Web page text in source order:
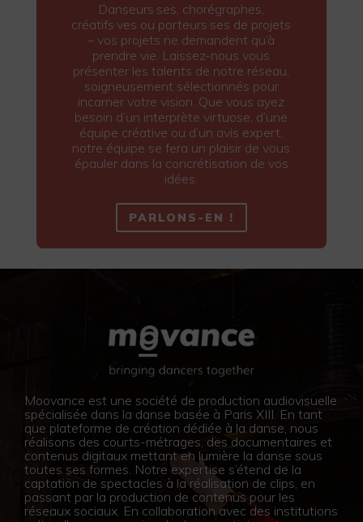
Danseurs·ses, chorégraphes,
créatifs·ves ou porteurs·ses de projets
– vos projets ne demandent qu’à
prendre vie. Laissez-nous vous
présenter les talents de notre réseau,
soigneusement sélectionnés pour
incarner votre vision. Que vous ayez
besoin d’un interprète virtuose, d’une
équipe créative ou d’un avis expert,
notre équipe se fera un plaisir de vous
épauler dans la concrétisation de vos
idées.
PARLONS-EN !
Moovance est une société de production audiovisuelle
spécialisée dans la danse basée à Paris XIII. En tant
que plateforme de création dédiée à la danse, nous
réalisons des courts-métrages, des documentaires et
contenus digitaux mettant en lumière la danse sous
toutes ses formes. Notre expertise s’étend de la
captation de spectacles à la réalisation de clips, en
passant par la production de contenus pour les
réseaux sociaux. En collaboration avec des institutions